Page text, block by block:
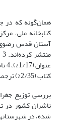
کتابخانه ملی،
آستان قدس رضوی
کتاب (2/35%) ترجمه شده را منتشر کرده‌اند.
شده، در